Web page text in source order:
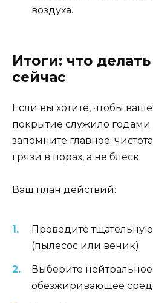
воздуха.
Итоги: что
сейчас
Если вы хотите, чтобы
покрытие служило годами
запомните главное:
грязи в порах, а не блеск.
Ваш план действий:
Проведите
(пылесос или веник).
Выберите
обезжиривающее